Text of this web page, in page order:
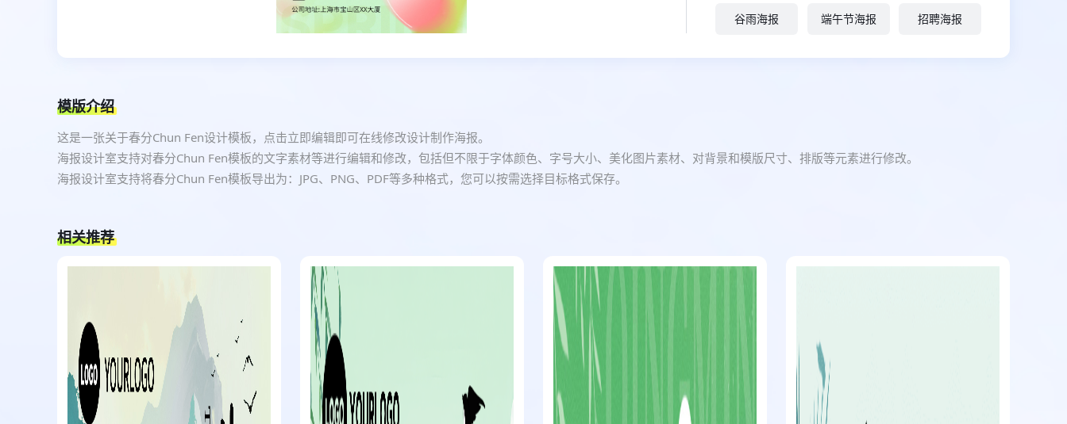
谷雨海报 端午节海报 招聘海报
模版介绍
这是一张关于春分Chun Fen设计模板，点击立即编辑即可在线修改设计制作海报。
海报设计室支持对春分Chun Fen模板的文字素材等进行编辑和修改，包括但不限于字体颜色、字号大小、美化图片素材、对背景和模版尺寸、排版等元素进行修改。
海报设计室支持将春分Chun Fen模板导出为：JPG、PNG、PDF等多种格式，您可以按需选择目标格式保存。
相关推荐